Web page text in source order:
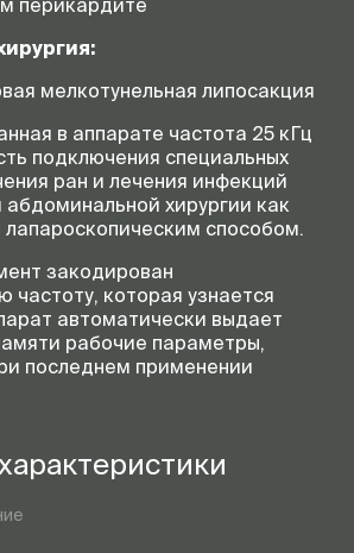
перикардите
мелкотунельная липосакция
в аппарате частота 25 кГц
подключения специальных
ран и лечения инфекций
абдоминальной хирургии как
способом.
закодирован
частоту, которая узнается
автоматически выдает
рабочие параметры,
последнем применении